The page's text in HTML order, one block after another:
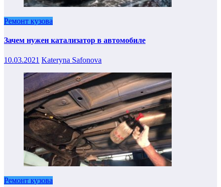
Ремонт кузова
Зачем нужен катализатор в автомобиле
10.03.2021 Kateryna Safonova
Ремонт кузова